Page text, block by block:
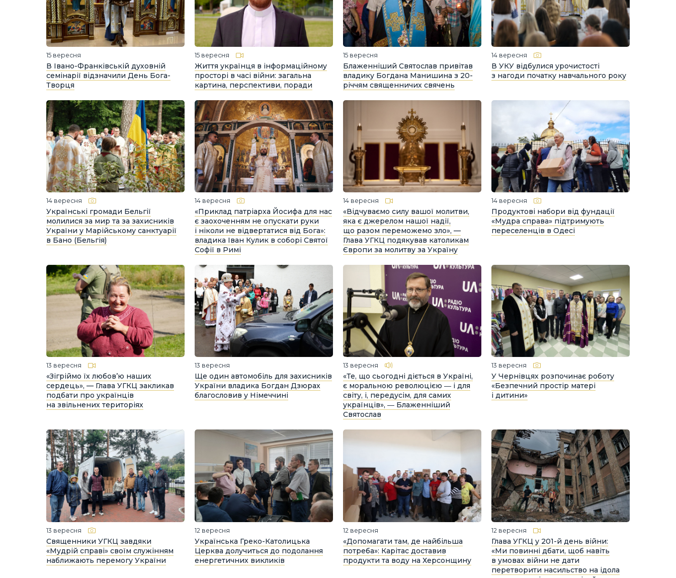
15 вересня
В Івано-Франківській духовній
семінарії відзначили День Бога-
Творця
15 вересня
Життя українця в інформаційному
просторі в часі війни: загальна
картина, перспективи, поради
15 вересня
Блаженніший Святослав привітав
владику Богдана Манишина з 20-
річчям священничих свячень
14 вересня
В УКУ відбулися урочистості
з нагоди початку навчального року
14 вересня
Українські громади Бельгії
молилися за мир та за захисників
України у Марійському санктуарії
в Бано (Бельгія)
14 вересня
«Приклад патріарха Йосифа для нас
є заохоченням не опускати руки
і ніколи не відвертатися від Бога»:
владика Іван Кулик в соборі Святої
Софії в Римі
14 вересня
«Відчуваємо силу вашої молитви,
яка є джерелом нашої надії,
що разом переможемо зло», —
Глава УГКЦ подякував католикам
Європи за молитву за Україну
14 вересня
Продуктові набори від фундації
«Мудра справа» підтримують
переселенців в Одесі
13 вересня
«Зігріймо їх любов’ю наших
сердець», — Глава УГКЦ закликав
подбати про українців
на звільнених територіях
13 вересня
Ще один автомобіль для захисників
України владика Богдан Дзюрах
благословив у Німеччині
13 вересня
«Те, що сьогодні діється в Україні,
є моральною революцією ― і для
світу, і, передусім, для самих
українців», ― Блаженніший
Святослав
13 вересня
У Чернівцях розпочинає роботу
«Безпечний простір матері
і дитини»
13 вересня
Священники УГКЦ завдяки
«Мудрій справі» своїм служінням
наближають перемогу України
12 вересня
Українська Греко-Католицька
Церква долучиться до подолання
енергетичних викликів
12 вересня
«Допомагати там, де найбільша
потреба»: Карітас доставив
продукти та воду на Херсонщину
12 вересня
Глава УГКЦ у 201-й день війни:
«Ми повинні дбати, щоб навіть
в умовах війни не дати
перетворити насильство на ідола